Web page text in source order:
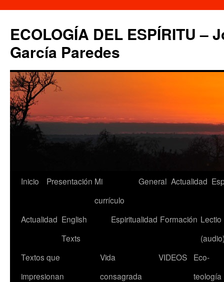
contenido
ECOLOGÍA DEL ESPÍRITU –
García Paredes
Inicio Presentación Mi
currículo
General Actualidad
Actualidad English
Texts
Espiritualidad Formación Lectio
Textos que
impresionan
Vida
consagrada
VIDEOS
Eco-
teología